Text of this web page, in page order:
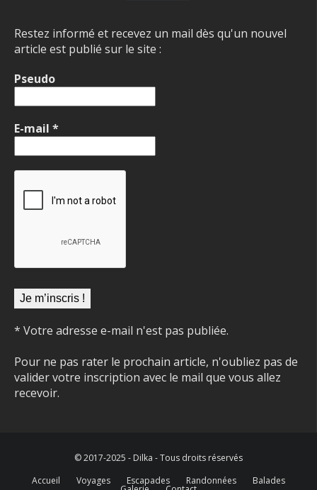
Restez informé et recevez un mail dès qu'un nouvel
article est publié sur le site :
Pseudo
E-mail *
* Votre adresse e-mail n'est pas publiée.
Pour ne pas rater le prochain article, n'oubliez pas de
valider votre inscription avec le mail que vous allez
recevoir.
© 2017-2025 - Dilka - Tous droits réservés
Accueil
Voyages Escapades Randonnées Balades